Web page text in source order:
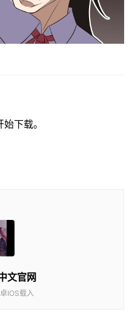
下载。
文官网
IOS载入